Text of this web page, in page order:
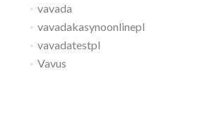
vavada
vavadakasynoonlinepl
vavadatestpl
Vavus